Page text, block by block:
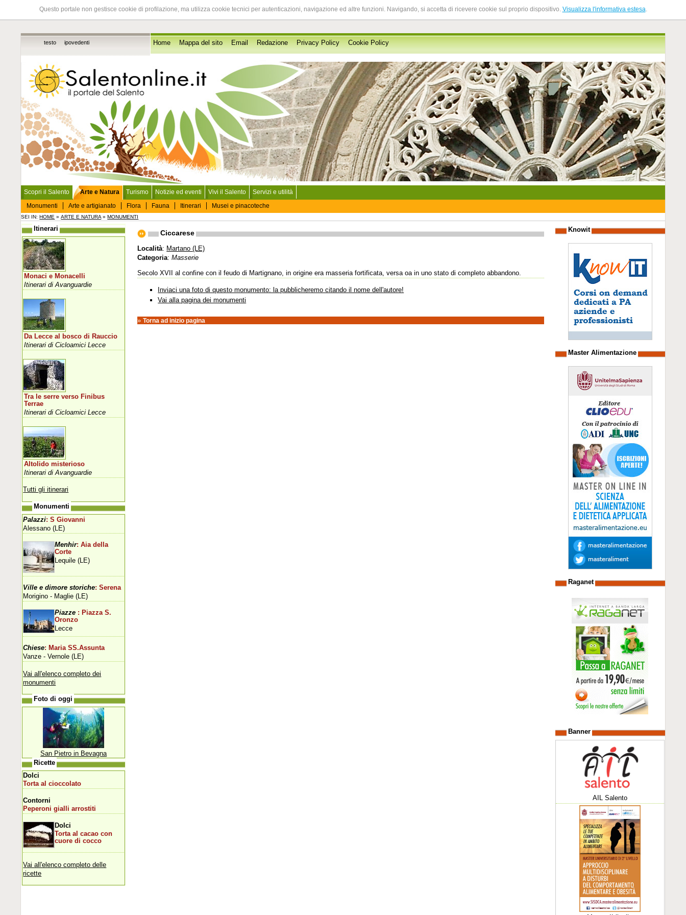
Questo portale non gestisce cookie di profilazione, ma utilizza cookie tecnici per autenticazioni, navigazione ed altre funzioni. Navigando, si accetta di ricevere cookie sul proprio dispositivo. Visualizza l'informativa estesa.
testo ipovedenti Home Mappa del sito Email Redazione Privacy Policy Cookie Policy
Scopri il Salento
Arte e Natura
Monumenti
Arte e artigianato Flora Fauna Itinerari Musei e pinacoteche
Turismo Notizie ed eventi Vivi il Salento Servizi e utilità
SEI IN:HOME »ARTE E NATURA »MONUMENTI
Ciccarese
Località: Martano (LE)
Categoria:Masserie
Secolo XVII al confine con il feudo di Martignano, in origine era masseria fortificata, versa oa in uno stato di completo abbandono.
Inviaci una foto di questo monumento: la pubblicheremo citando il nome dell'autore!
Vai alla pagina dei monumenti
»Torna ad inizio pagina
Itinerari
Monaci e Monacelli
Itinerari di Avanguardie
Da Lecce al bosco di Rauccio
Itinerari di Cicloamici Lecce
Tra le serre verso Finibus
Terrae
Itinerari di Cicloamici Lecce
Altolido misterioso
Itinerari di Avanguardie
Tutti gli itinerari
Monumenti
Palazzi: S Giovanni
Alessano (LE)
Menhir: Aia della
Corte
Lequile (LE)
Ville e dimore storiche: Serena
Morigino - Maglie (LE)
Piazze : Piazza S.
Oronzo
Lecce
Chiese: Maria SS.Assunta
Vanze - Vernole (LE)
Vai all'elenco completo dei
monumenti
Foto di oggi
San Pietro in Bevagna
Ricette
Dolci
Torta al cioccolato
Contorni
Peperoni gialli arrostiti
Dolci
Torta al cacao con
cuore di cocco
Vai all'elenco completo delle
ricette
Knowit
Master Alimentazione
Raganet
Banner
AIL Salento